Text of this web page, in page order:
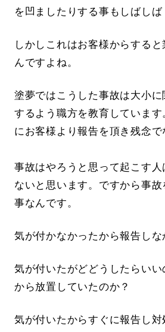
を凹ましたりする事もしばしば
しかしこれはお客様からする
んですよね。
塗夢ではこうした事故は大小
するよう職方を教育していま
にお客様より報告を頂き残念で
事故はやろうと思って起こす
ないと思います。ですから事
事なんです。
気が付かなかったから報告しな
気が付いたがどどうしたらい
から放置していたのか？
気が付いたからすぐに報告し対